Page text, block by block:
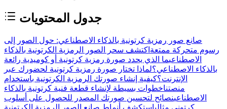
جدول المحتويات
صانع صور رمزية كرتونية بالذكاء الاصطناعي: حول الصور إلى
رسوم متحركة ممتعة اكتشف سحر الصور الرمزية الكرتونية بالذكاء
الاصطناعيما الذي يحدد صورة رمزية كرتونية أو كوميدية رائعة
بالذكاء الاصطناعي؟لماذا تختار صورة رمزية كرتونية لحضورك عبر
الإنترنت؟كيفية إنشاء صورتك الرمزية الكرتونية باستخدام
منصتناخطوات بسيطة لإنشاء قطعة فنية كرتونية بالذكاء
الاصطناعينصائح لتحسين صورتك المصدر للحصول على أسلوب
كرتوني مثالياستكشف أنماط صانع الصور الرمزية الكرتونية